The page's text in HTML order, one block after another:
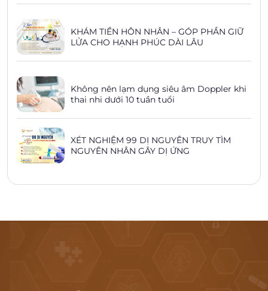
KHÁM TIỀN HÔN NHÂN – GÓP PHẦN GIỮ
LỬA CHO HẠNH PHÚC DÀI LÂU
Không nên lạm dụng siêu âm Doppler khi
thai nhi dưới 10 tuần tuổi
XÉT NGHIỆM 99 DỊ NGUYÊN TRUY TÌM
NGUYÊN NHÂN GÂY DỊ ỨNG